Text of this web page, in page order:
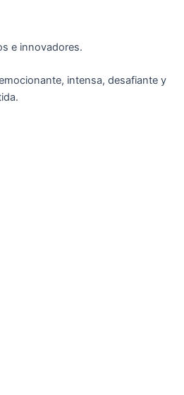
e innovadores.
intensa, desafiante y